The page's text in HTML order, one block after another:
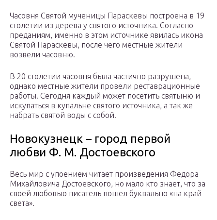
Часовня Святой мученицы Параскевы построена в 19
столетии из дерева у святого источника. Согласно
преданиям, именно в этом источнике явилась икона
Святой Параскевы, после чего местные жители
возвели часовню.
В 20 столетии часовня была частично разрушена,
однако местные жители провели реставрационные
работы. Сегодня каждый может посетить святыню и
искупаться в купальне святого источника, а так же
набрать святой воды с собой.
Новокузнецк – город первой
любви Ф. М. Достоевского
Весь мир с упоением читает произведения Федора
Михайловича Достоевского, но мало кто знает, что за
своей любовью писатель пошел буквально «на край
света».